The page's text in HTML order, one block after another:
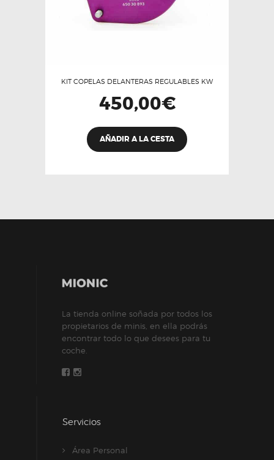
KIT COPELAS DELANTERAS REGULABLES KW
450,00€
AÑADIR A LA CESTA
La tienda online soñada por todos los
propietarios de minis, en ella podrás
encontrar todo lo que desees para tu
coche.
Servicios
Área Personal